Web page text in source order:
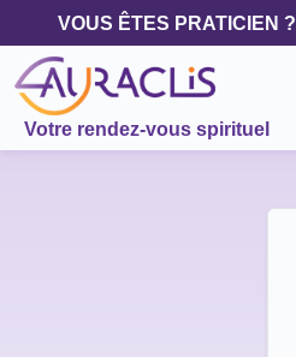
VOUS ÊTES PRATICIEN ?
Votre rendez-vous spirituel